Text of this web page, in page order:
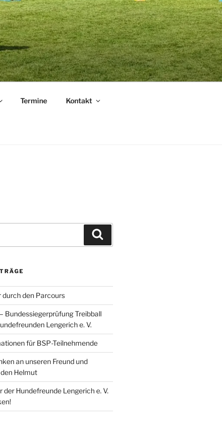
Termine Kontakt
den Parcours
Bundessiegerprüfung Treibball
Lengerich e. V.
für BSP-Teilnehmende
an unseren Freund und
Helmut
der Hundefreunde Lengerich e. V.